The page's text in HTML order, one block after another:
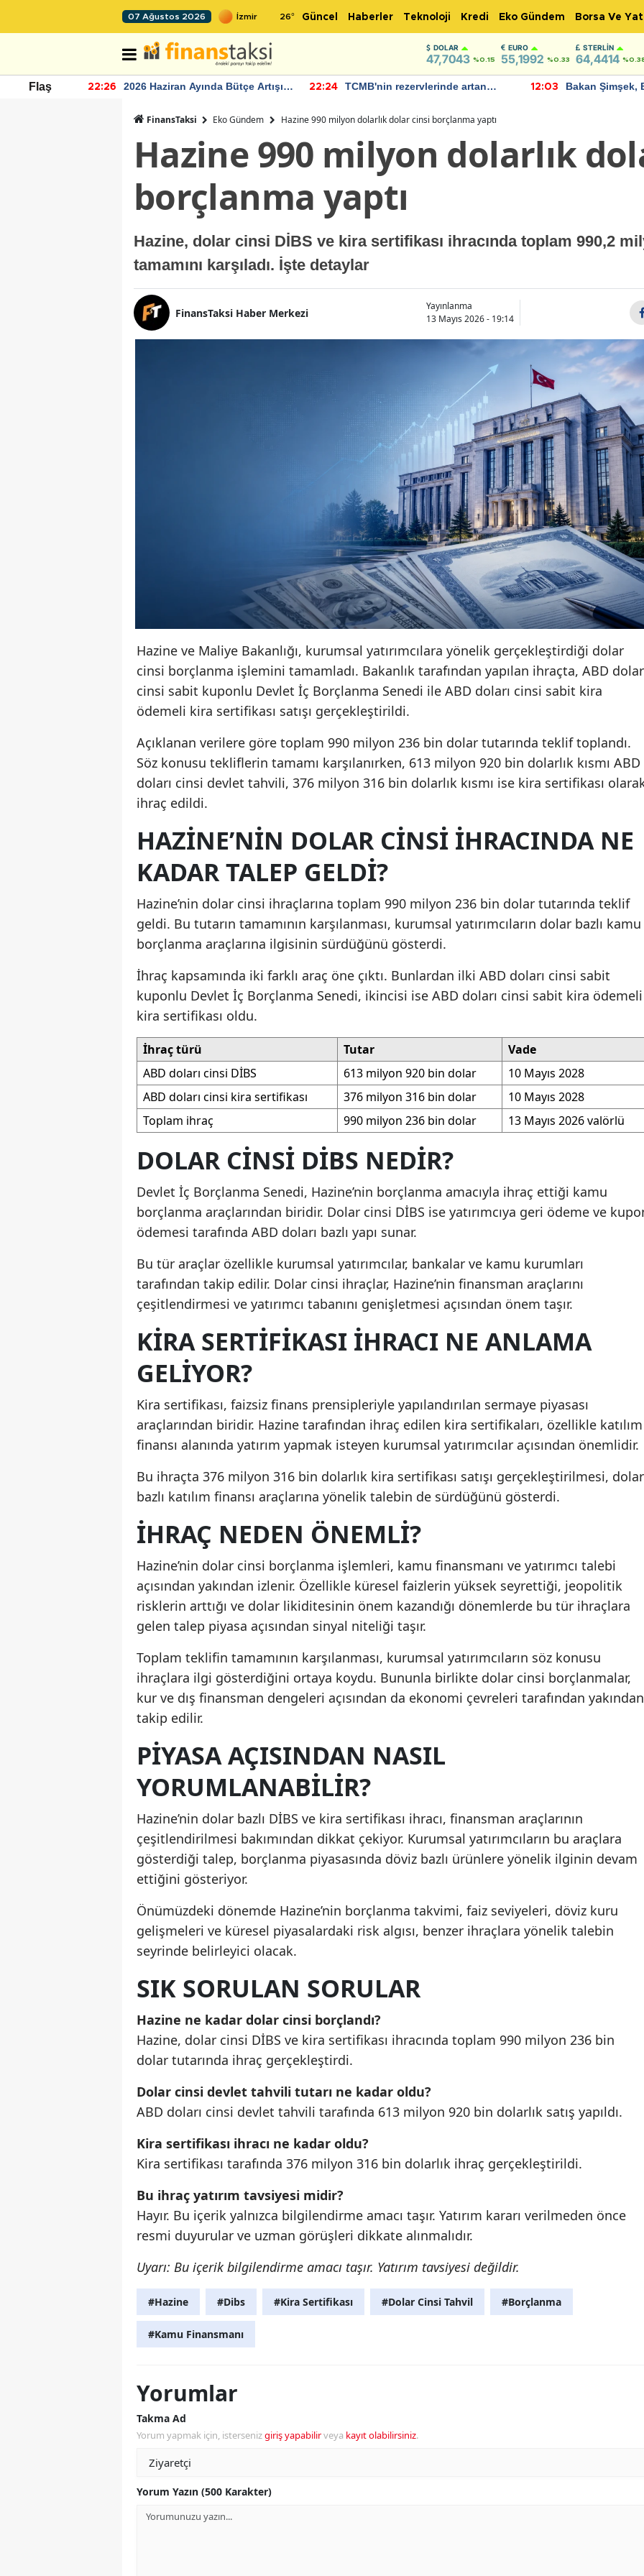
07 Ağustos 2026 26° Güncel Haberler Teknoloji Kredi Eko Gündem Borsa Ve
DOLAR
47,7043 %0.15
EURO
55,1992 %0.33
STERLIN
64,4414
Flaş 22:26
2026 Haziran Ayında Bütçe Artışı
22:24
TCMB'nin rezervlerinde artan
12:03
Bakan Şimşek,
FinansTaksi Eko Gündem Hazine 990 milyon dolarlık dolar cinsi borçlanma yaptı
Hazine 990 milyon dolarlık
borçlanma yaptı
Hazine, dolar cinsi DİBS ve kira sertifikası ihracında toplam 990,2
tamamını karşıladı. İşte detaylar
FinansTaksi Haber Merkezi
Yayınlanma
13 Mayıs 2026 - 19:14
Hazine ve Maliye Bakanlığı, kurumsal yatırımcılara yönelik gerçekleştirdiği dolar
cinsi borçlanma işlemini tamamladı. Bakanlık tarafından yapılan ihraçta, ABD
cinsi sabit kuponlu Devlet İç Borçlanma Senedi ile ABD doları cinsi sabit kira
ödemeli kira sertifikası satışı gerçekleştirildi.
Açıklanan verilere göre toplam 990 milyon 236 bin dolar tutarında teklif toplandı.
Söz konusu tekliflerin tamamı karşılanırken, 613 milyon 920 bin dolarlık kısmı ABD
doları cinsi devlet tahvili, 376 milyon 316 bin dolarlık kısmı ise kira sertifikası
ihraç edildi.
HAZINE’NIN DOLAR CINSI IHRACINDA NE
KADAR TALEP GELDI?
Hazine’nin dolar cinsi ihraçlarına toplam 990 milyon 236 bin dolar tutarında teklif
geldi. Bu tutarın tamamının karşılanması, kurumsal yatırımcıların dolar bazlı kamu
borçlanma araçlarına ilgisinin sürdüğünü gösterdi.
İhraç kapsamında iki farklı araç öne çıktı. Bunlardan ilki ABD doları cinsi sabit
kuponlu Devlet İç Borçlanma Senedi, ikincisi ise ABD doları cinsi sabit kira ödemeli
kira sertifikası oldu.
İhraç türü Tutar
Vade
ABD doları cinsi DİBS
613 milyon 920 bin dolar
10 Mayıs 2028
ABD doları cinsi kira sertifikası
376 milyon 316 bin dolar
10 Mayıs 2028
Toplam ihraç
990 milyon 236 bin dolar 13 Mayıs 2026 valörlü
DOLAR CINSI DİBS NEDIR?
Devlet İç Borçlanma Senedi, Hazine’nin borçlanma amacıyla ihraç ettiği kamu
borçlanma araçlarından biridir. Dolar cinsi DİBS ise yatırımcıya geri ödeme ve
ödemesi tarafında ABD doları bazlı yapı sunar.
Bu tür araçlar özellikle kurumsal yatırımcılar, bankalar ve kamu kurumları
tarafından takip edilir. Dolar cinsi ihraçlar, Hazine’nin finansman araçlarını
çeşitlendirmesi ve yatırımcı tabanını genişletmesi açısından önem taşır.
KIRA SERTIFIKASI IHRACI NE ANLAMA
GELIYOR?
Kira sertifikası, faizsiz finans prensipleriyle yapılandırılan sermaye piyasası
araçlarından biridir. Hazine tarafından ihraç edilen kira sertifikaları, özellikle katılım
finansı alanında yatırım yapmak isteyen kurumsal yatırımcılar açısından önemlidir.
Bu ihraçta 376 milyon 316 bin dolarlık kira sertifikası satışı gerçekleştirilmesi, dolar
bazlı katılım finansı araçlarına yönelik talebin de sürdüğünü gösterdi.
İHRAÇ NEDEN ÖNEMLI?
Hazine’nin dolar cinsi borçlanma işlemleri, kamu finansmanı ve yatırımcı talebi
açısından yakından izlenir. Özellikle küresel faizlerin yüksek seyrettiği, jeopolitik
risklerin arttığı ve dolar likiditesinin önem kazandığı dönemlerde bu tür ihraçlara
gelen talep piyasa açısından sinyal niteliği taşır.
Toplam teklifin tamamının karşılanması, kurumsal yatırımcıların söz konusu
ihraçlara ilgi gösterdiğini ortaya koydu. Bununla birlikte dolar cinsi borçlanmalar,
kur ve dış finansman dengeleri açısından da ekonomi çevreleri tarafından yakından
takip edilir.
PIYASA AÇISINDAN NASIL
YORUMLANABILIR?
Hazine’nin dolar bazlı DİBS ve kira sertifikası ihracı, finansman araçlarının
çeşitlendirilmesi bakımından dikkat çekiyor. Kurumsal yatırımcıların bu araçlara
gösterdiği talep, borçlanma piyasasında döviz bazlı ürünlere yönelik ilginin devam
ettiğini gösteriyor.
Önümüzdeki dönemde Hazine’nin borçlanma takvimi, faiz seviyeleri, döviz kuru
gelişmeleri ve küresel piyasalardaki risk algısı, benzer ihraçlara yönelik talebin
seyrinde belirleyici olacak.
SIK SORULAN SORULAR
Hazine ne kadar dolar cinsi borçlandı?
Hazine, dolar cinsi DİBS ve kira sertifikası ihracında toplam 990 milyon 236 bin
dolar tutarında ihraç gerçekleştirdi.
Dolar cinsi devlet tahvili tutarı ne kadar oldu?
ABD doları cinsi devlet tahvili tarafında 613 milyon 920 bin dolarlık satış yapıldı.
Kira sertifikası ihracı ne kadar oldu?
Kira sertifikası tarafında 376 milyon 316 bin dolarlık ihraç gerçekleştirildi.
Bu ihraç yatırım tavsiyesi midir?
Hayır. Bu içerik yalnızca bilgilendirme amacı taşır. Yatırım kararı verilmeden önce
resmi duyurular ve uzman görüşleri dikkate alınmalıdır.
Uyarı: Bu içerik bilgilendirme amacı taşır. Yatırım tavsiyesi değildir.
#Hazine #Dibs #Kira Sertifikası #Dolar Cinsi Tahvil #Borçlanma
#Kamu Finansmanı
Yorumlar
Takma Ad
Yorum yapmak için, istersenizgiriş yapabilirveya kayıt olabilirsiniz.
Yorum Yazın (500 Karakter)